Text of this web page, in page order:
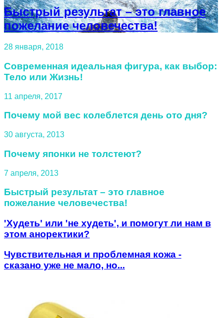
Быстрый результат – это главное
пожелание человечества!
28 января, 2018
Современная идеальная фигура, как выбор:
Тело или Жизнь!
11 апреля, 2017
Почему мой вес колеблется день ото дня?
30 августа, 2013
Почему японки не толстеют?
7 апреля, 2013
Быстрый результат – это главное
пожелание человечества!
'Худеть' или 'не худеть', и помогут ли нам в
этом аноректики?
Чувствительная и проблемная кожа -
сказано уже не мало, но...